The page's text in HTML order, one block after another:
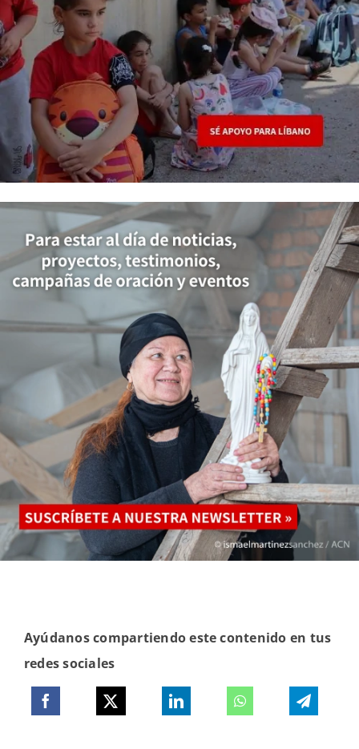
Ayúdanos compartiendo este contenido en tus
redes sociales